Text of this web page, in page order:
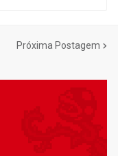
Próxima Postagem